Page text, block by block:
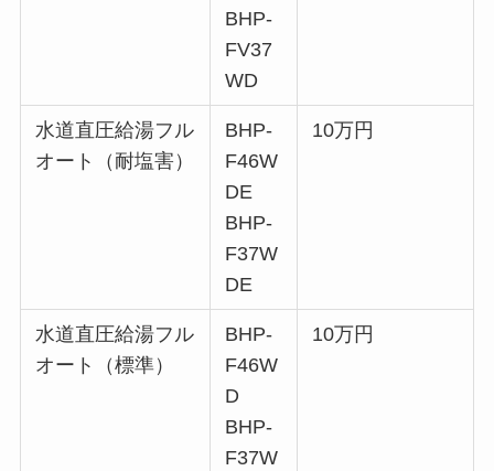
BHP-
FV37
WD
水道直圧給湯フル
オート（耐塩害）
BHP-
F46W
DE
BHP-
F37W
DE
10万円
水道直圧給湯フル
オート（標準）
BHP-
F46W
D
BHP-
F37W
10万円